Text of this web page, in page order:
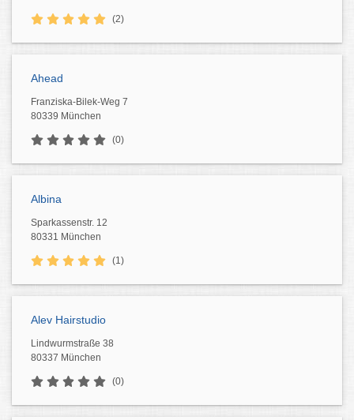
(2)
Ahead
Franziska-Bilek-Weg 7
80339 München
(0)
Albina
Sparkassenstr. 12
80331 München
(1)
Alev Hairstudio
Lindwurmstraße 38
80337 München
(0)